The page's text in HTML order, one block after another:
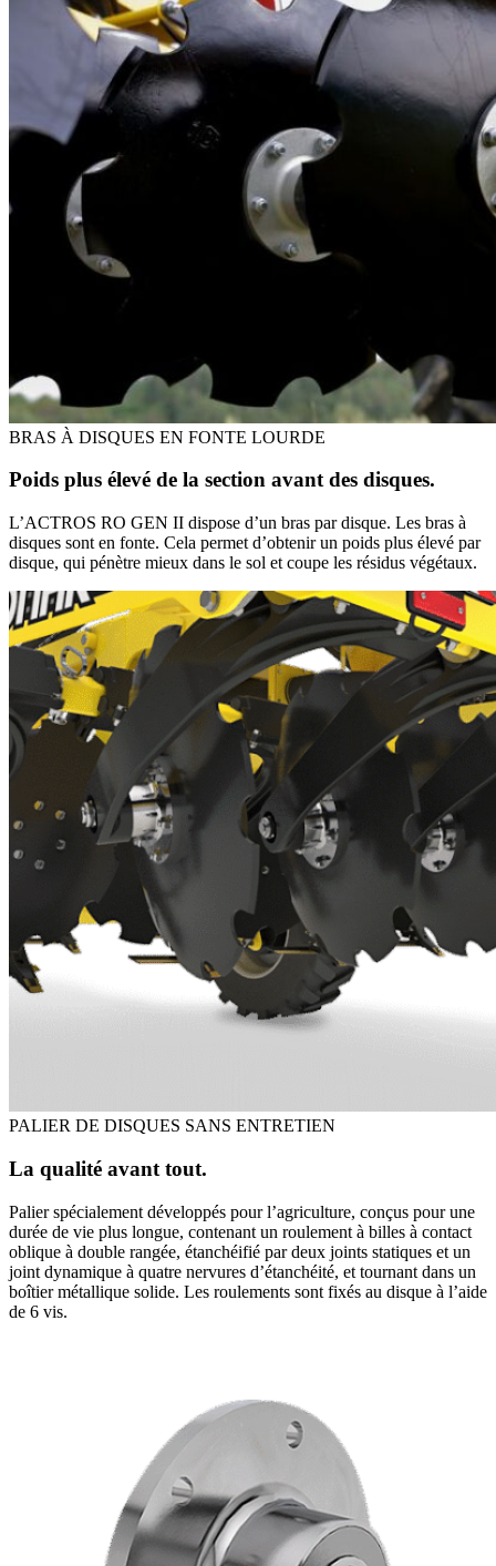
BRAS À DISQUES EN FONTE LOURDE
Poids plus élevé de la section avant des disques.
L’ACTROS RO GEN II dispose d’un bras par disque. Les bras à
disques sont en fonte. Cela permet d’obtenir un poids plus élevé par
disque, qui pénètre mieux dans le sol et coupe les résidus végétaux.
PALIER DE DISQUES SANS ENTRETIEN
La qualité avant tout.
Palier spécialement développés pour l’agriculture, conçus pour une
durée de vie plus longue, contenant un roulement à billes à contact
oblique à double rangée, étanchéifié par deux joints statiques et un
joint dynamique à quatre nervures d’étanchéité, et tournant dans un
boîtier métallique solide. Les roulements sont fixés au disque à l’aide
de 6 vis.